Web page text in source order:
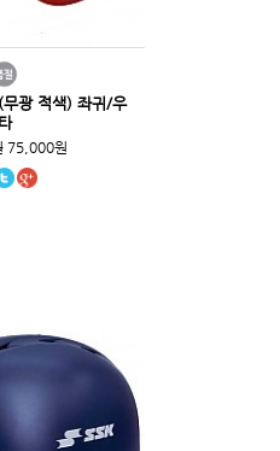
무광 적색) 좌귀/우
타
75,000원